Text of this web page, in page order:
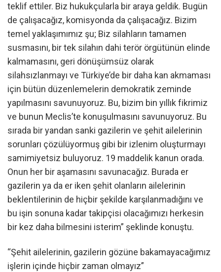
teklif ettiler. Biz hukukçularla bir araya geldik. Bugün
de çalışacağız, komisyonda da çalışacağız. Bizim
temel yaklaşımımız şu; Biz silahların tamamen
susmasını, bir tek silahın dahi terör örgütünün elinde
kalmamasını, geri dönüşümsüz olarak
silahsızlanmayı ve Türkiye’de bir daha kan akmaması
için bütün düzenlemelerin demokratik zeminde
yapılmasını savunuyoruz. Bu, bizim bin yıllık fikrimiz
ve bunun Meclis’te konuşulmasını savunuyoruz. Bu
sırada bir yandan sanki gazilerin ve şehit ailelerinin
sorunları çözülüyormuş gibi bir izlenim oluşturmayı
samimiyetsiz buluyoruz. 19 maddelik kanun orada.
Onun her bir aşamasını savunacağız. Burada er
gazilerin ya da er iken şehit olanların ailelerinin
beklentilerinin de hiçbir şekilde karşılanmadığını ve
bu işin sonuna kadar takipçisi olacağımızı herkesin
bir kez daha bilmesini isterim” şeklinde konuştu.
“Şehit ailelerinin, gazilerin gözüne bakamayacağımız
işlerin içinde hiçbir zaman olmayız”